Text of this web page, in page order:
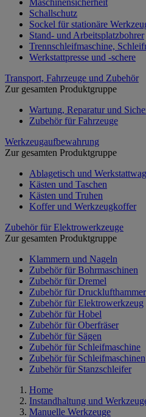
Schallschutz
Sockel für stationäre
Stand- und Arbeitsplatzbohrer
Trennschleifmaschine,
Werkstattpresse und -schere
Transport, Fahrzeuge und Zubehör
Zur gesamten Produktgruppe
Wartung, Reparatur und
Zubehör für Fahrzeuge
Werkzeugaufbewahrung
Zur gesamten Produktgruppe
Ablagetisch und
Kästen und Taschen
Kästen und Truhen
Koffer und Werkzeugkoffer
Zubehör für Elektrowerkzeuge
Zur gesamten Produktgruppe
Klammern und Nageln
Zubehör für Bohrmaschinen
Zubehör für Dremel
Zubehör für Drucklufthammer
Zubehör für Elektrowerkzeug
Zubehör für Hobel
Zubehör für Oberfräser
Zubehör für Sägen
Zubehör für Schleifmaschine
Zubehör für Schleifmaschinen
Zubehör für Stanzschleifer
Home
Instandhaltung und
Manuelle Werkzeuge